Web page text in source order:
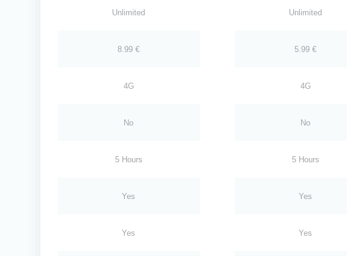
Unlimited
8.99 €
4G
No
5 Hours
Yes
Yes
Unlimited
5.99 €
4G
No
5 Hours
Yes
Yes